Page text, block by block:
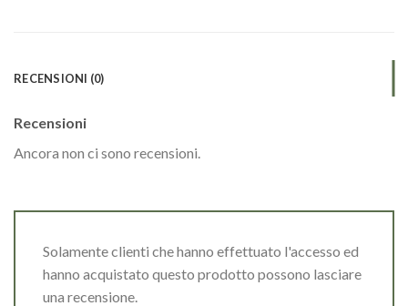
RECENSIONI (0)
Recensioni
Ancora non ci sono recensioni.
Solamente clienti che hanno effettuato l'accesso ed
hanno acquistato questo prodotto possono lasciare
una recensione.